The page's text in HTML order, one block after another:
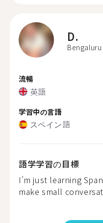
D.
Bengaluru
流暢
英語
学習中の言語
スペイン語
語学学習の目標
I'm just learning
make small